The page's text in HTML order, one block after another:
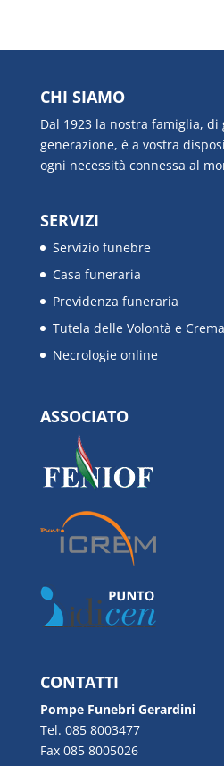
CHI SIAMO
Dal 1923 la nostra famiglia, di
generazione, è a vostra
ogni necessità connessa al
SERVIZI
Servizio funebre
Casa funeraria
Previdenza funeraria
Tutela delle Volontà e
Necrologie online
ASSOCIATO
CONTATTI
Pompe Funebri Gerardini
Tel. 085 8003477
Fax 085 8005026